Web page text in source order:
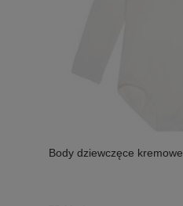
Body dziewczęce kremowe